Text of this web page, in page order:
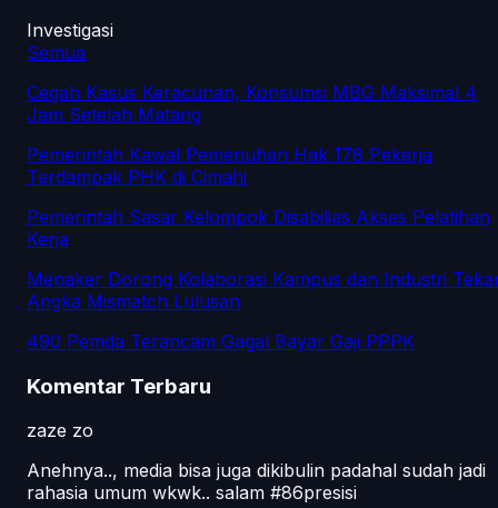
Investigasi
Semua
Cegah Kasus Keracunan, Konsumsi MBG Maksimal 4
Jam Setelah Matang
Pemerintah Kawal Pemenuhan Hak 178 Pekerja
Terdampak PHK di Cimahi
Pemerintah Sasar Kelompok Disabilias Akses Pelatihan
Kerja
Menaker Dorong Kolaborasi Kampus dan Industri
Angka Mismatch Lulusan
490 Pemda Terancam Gagal Bayar Gaji PPPK
Komentar Terbaru
zaze zo
Anehnya.., media bisa juga dikibulin padahal sudah jadi
rahasia umum wkwk.. salam #86presisi